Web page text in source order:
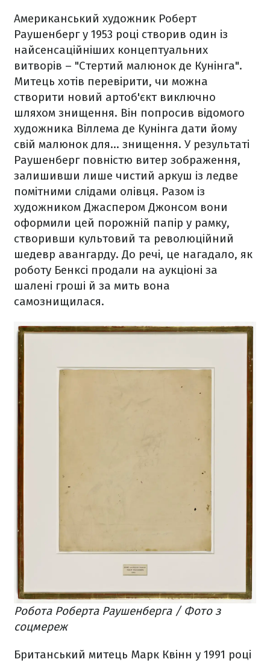
Американський художник Роберт
Раушенберг у 1953 році створив один із
найсенсаційніших концептуальних
витворів – "Стертий малюнок де Кунінга".
Митець хотів перевірити, чи можна
створити новий артоб'єкт виключно
шляхом знищення. Він попросив відомого
художника Віллема де Кунінга дати йому
свій малюнок для… знищення. У результаті
Раушенберг повністю витер зображення,
залишивши лише чистий аркуш із ледве
помітними слідами олівця. Разом із
художником Джаспером Джонсом вони
оформили цей порожній папір у рамку,
створивши культовий та революційний
шедевр авангарду. До речі, це нагадало, як
роботу Бенксі продали на аукціоні за
шалені гроші й за мить вона
самознищилася.
Робота Роберта Раушенберга / Фото з
соцмереж
Британський митець Марк Квінн у 1991 році